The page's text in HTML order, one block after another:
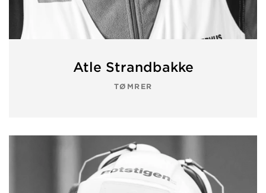
Atle Strandbakke
TØMRER